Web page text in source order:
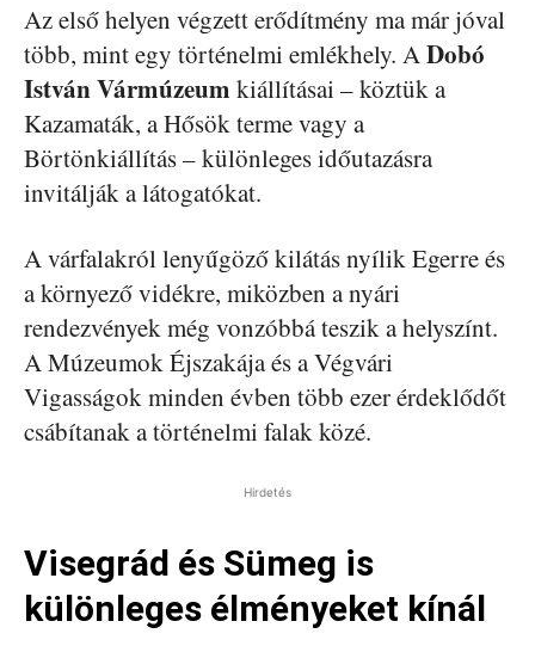
Az első helyen végzett erődítmény ma már jóval
több, mint egy történelmi emlékhely. ADobó
István Vármúzeum kiállításai – köztük a
Kazamaták, a Hősök terme vagy a
Börtönkiállítás – különleges időutazásra
invitálják a látogatókat.
A várfalakról lenyűgöző kilátás nyílik Egerre és
a környező vidékre, miközben a nyári
rendezvények még vonzóbbá teszik a helyszínt.
A Múzeumok Éjszakája és a Végvári
Vigasságok minden évben több ezer érdeklődőt
csábítanak a történelmi falak közé.
Hirdetés
Visegrád és Sümeg is
különleges élményeket kínál